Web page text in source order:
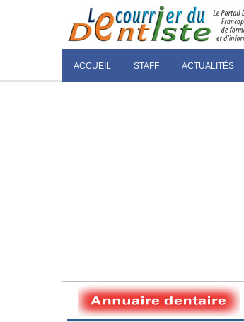
ACCUEIL STAFF ACTUALITÉS